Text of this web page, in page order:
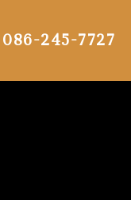
086-245-7727